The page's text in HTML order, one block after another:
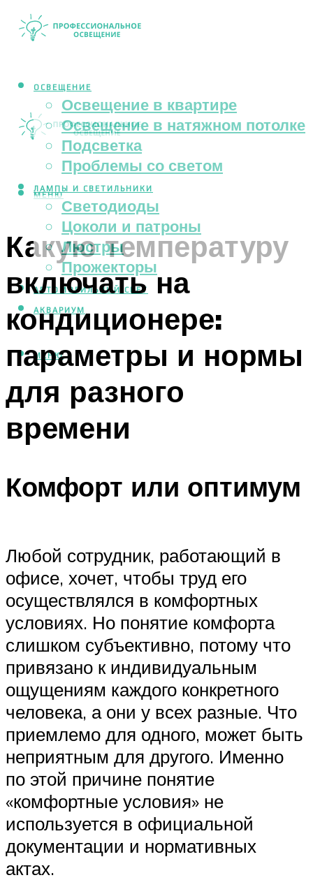
ОСВЕЩЕНИЕ
Освещение в квартире
Освещение в натяжном потолке
Подсветка
Проблемы со светом
ЛАМПЫ И СВЕТИЛЬНИКИ
Светодиоды
Цоколи и патроны
Люстры
Прожекторы
АВТОМОБИЛЬНЫЙ СВЕТ
АКВАРИУМ
МЕНЮ
МЕНЮ
Какую температуру
включать на
кондиционере:
параметры и нормы
для разного
времени
Комфорт или оптимум
Любой сотрудник, работающий в
офисе, хочет, чтобы труд его
осуществлялся в комфортных
условиях. Но понятие комфорта
слишком субъективно, потому что
привязано к индивидуальным
ощущениям каждого конкретного
человека, а они у всех разные. Что
приемлемо для одного, может быть
неприятным для другого. Именно
по этой причине понятие
«комфортные условия» не
используется в официальной
документации и нормативных
актах.